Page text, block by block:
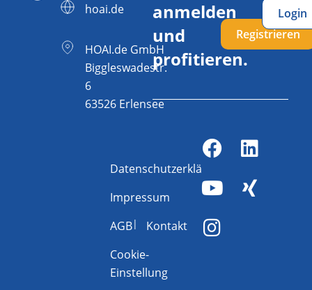
hoai.de
HOAI.de GmbH
Biggleswadestr.
6
63526 Erlensee
anmelden
und
profitieren.
Registrieren
Login
Datenschutzerklärung
Impressum
AGB
Kontakt
Cookie-
Einstellung